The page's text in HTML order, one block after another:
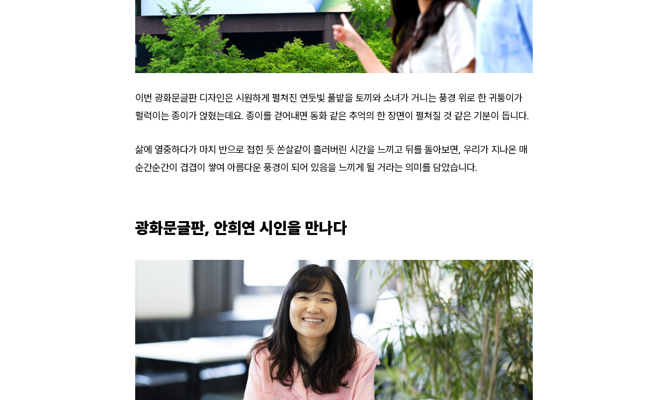
이번 광화문글판 디자인은 시원하게 펼쳐진 연둣빛 풀밭을 토끼와 소녀가 거니는 풍경 위로 한 귀퉁이가
펄럭이는 종이가 얹혔는데요. 종이를 걷어내면 동화 같은 추억의 한 장면이 펼쳐질 것 같은 기분이 듭니다.
삶에 열중하다가 마치 반으로 접힌 듯 쏜살같이 흘러버린 시간을 느끼고 뒤를 돌아보면, 우리가 지나온 매
순간순간이 겹겹이 쌓여 아름다운 풍경이 되어 있음을 느끼게 될 거라는 의미를 담았습니다.
광화문글판, 안희연 시인을 만나다